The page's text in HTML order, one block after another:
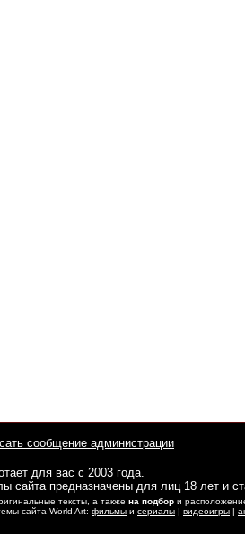
сообщение администрации
для вас с 2003 года.
сайта предназначены для лиц 18 лет и
тексты, а также на подбор и
сайта World Art: фильмы и сериалы | видеоигры |